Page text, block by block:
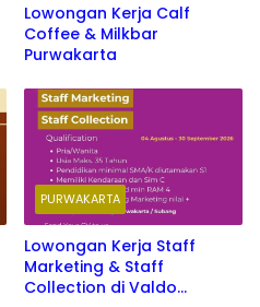
Lowongan Kerja Calf
Coffee & Milkbar
Purwakarta
PURWAKARTA
Lowongan Kerja Staff
Marketing & Staff
Collection di Valdo